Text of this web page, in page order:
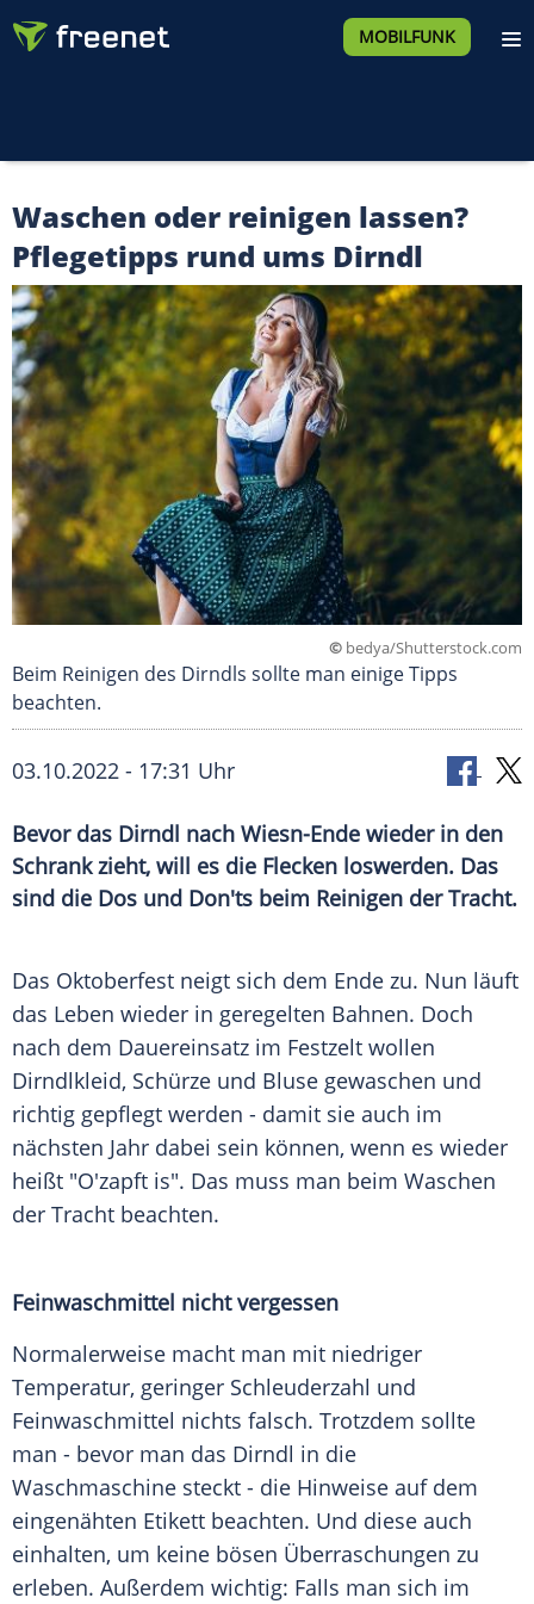
MOBILFUNK
Waschen oder reinigen lassen?
Pflegetipps rund ums Dirndl
© bedya/Shutterstock.com
Beim Reinigen des Dirndls sollte man einige Tipps
beachten.
03.10.2022 - 17:31 Uhr
Bevor das Dirndl nach Wiesn-Ende wieder in den
Schrank zieht, will es die Flecken loswerden. Das
sind die Dos und Don'ts beim Reinigen der Tracht.
Das Oktoberfest neigt sich dem Ende zu. Nun läuft
das Leben wieder in geregelten Bahnen. Doch
nach dem Dauereinsatz im Festzelt wollen
Dirndlkleid, Schürze und Bluse gewaschen und
richtig gepflegt werden - damit sie auch im
nächsten Jahr dabei sein können, wenn es wieder
heißt "O'zapft is". Das muss man beim Waschen
der Tracht beachten.
Feinwaschmittel nicht vergessen
Normalerweise macht man mit niedriger
Temperatur, geringer Schleuderzahl und
Feinwaschmittel nichts falsch. Trotzdem sollte
man - bevor man das Dirndl in die
Waschmaschine steckt - die Hinweise auf dem
eingenähten Etikett beachten. Und diese auch
einhalten, um keine bösen Überraschungen zu
erleben. Außerdem wichtig: Falls man sich im